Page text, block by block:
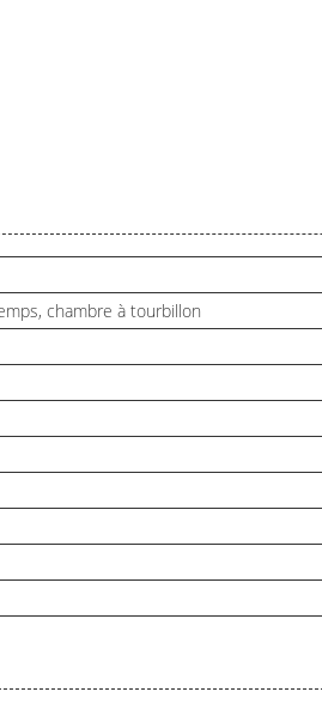
chambre à tourbillon